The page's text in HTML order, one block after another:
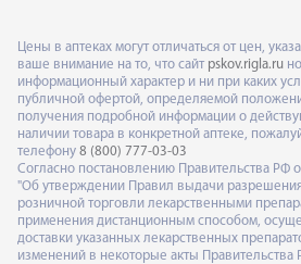
Цены в аптеках могут отличаться от цен,
ваше внимание на то, что сайт pskov.rigla.ru
информационный характер и ни при каких
публичной офертой, определяемой
получения подробной информации о
наличии товара в конкретной аптеке,
телефону 8 (800) 777-03-03
Согласно постановлению Правительства РФ
"Об утверждении Правил выдачи
розничной торговли лекарственными
применения дистанционным способом,
доставки указанных лекарственных
изменений в некоторые акты